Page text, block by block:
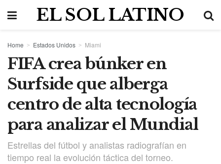
EL SOL LATINO
Home Estados Unidos Miami
FIFA crea búnker en
Surfside que alberga
centro de alta tecnología
para analizar el Mundial
Estrellas del fútbol y analistas radiografían en
tiempo real la evolución táctica del torneo.